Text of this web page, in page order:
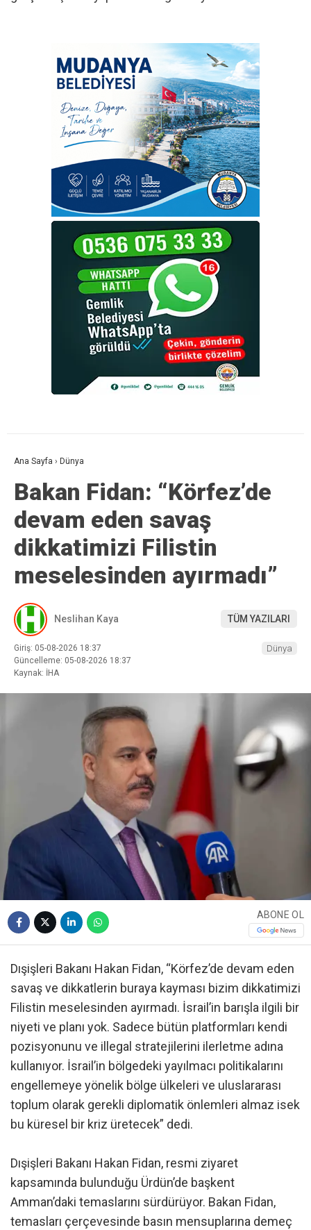
Ana Sayfa › Dünya
Bakan Fidan: “Körfez’de
devam eden savaş
dikkatimizi Filistin
meselesinden ayırmadı”
Neslihan Kaya TÜM YAZILARI
Giriş: 05-08-2026 18:37
Güncelleme: 05-08-2026 18:37
Kaynak: İHA
Dünya
ABONE OL
Dışişleri Bakanı Hakan Fidan, “Körfez’de devam eden
savaş ve dikkatlerin buraya kayması bizim dikkatimizi
Filistin meselesinden ayırmadı. İsrail’in barışla ilgili bir
niyeti ve planı yok. Sadece bütün platformları kendi
pozisyonunu ve illegal stratejilerini ilerletme adına
kullanıyor. İsrail’in bölgedeki yayılmacı politikalarını
engellemeye yönelik bölge ülkeleri ve uluslararası
toplum olarak gerekli diplomatik önlemleri almaz isek
bu küresel bir kriz üretecek” dedi.
Dışişleri Bakanı Hakan Fidan, resmi ziyaret
kapsamında bulunduğu Ürdün’de başkent
Amman’daki temaslarını sürdürüyor. Bakan Fidan,
temasları çerçevesinde basın mensuplarına demeç